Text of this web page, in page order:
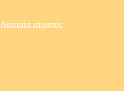
Ανοπαία ατραπός